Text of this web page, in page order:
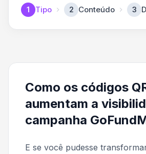
1 Tipo 2 Conteúdo 3
Como os códigos
aumentam a
campanha
E se você pudesse